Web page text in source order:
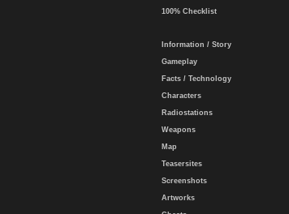
100% Checklist
Information / Story
Gameplay
Facts / Technology
Characters
Radiostations
Weapons
Map
Teasersites
Screenshots
Artworks